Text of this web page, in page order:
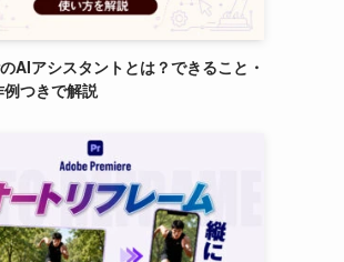
AIアシスタントとは？できること・
つきで解説